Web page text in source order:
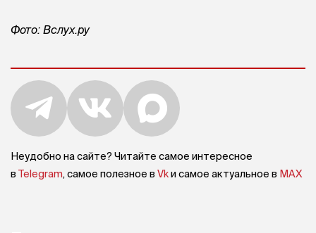
Фото: Вслух.ру
Неудобно на сайте? Читайте самое интересное
в Telegram, самое полезное в Vkи самое актуальное в MAX